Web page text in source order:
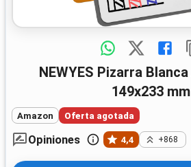
NEWYES Pizarra Blanca A5 Amarilla
149x233 mm
Amazon Oferta agotada
Opiniones 4,4 +868